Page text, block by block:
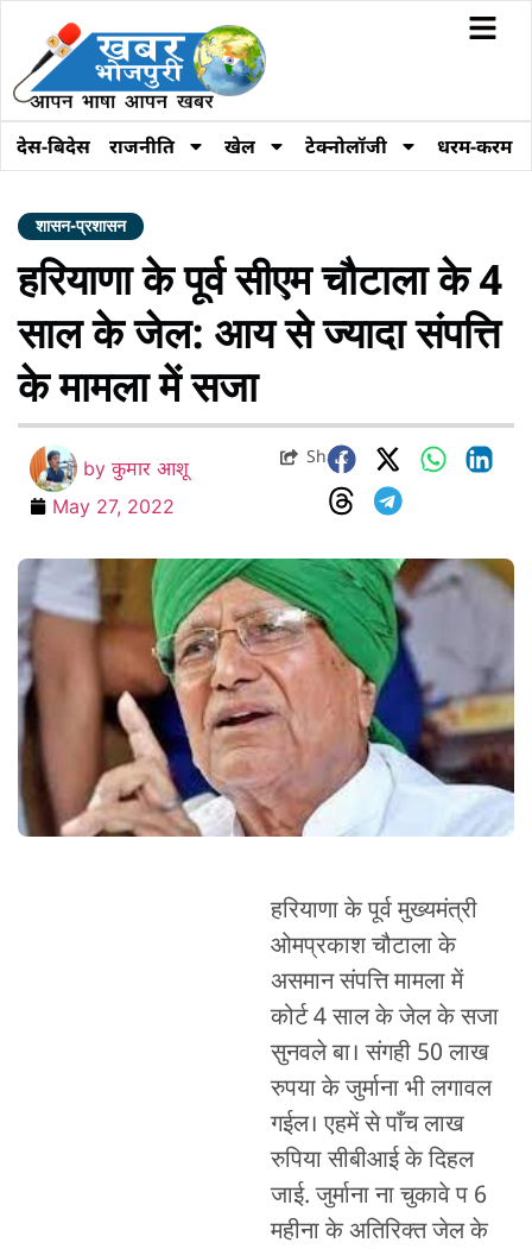
देस-बिदेस राजनीति खेल टेक्नोलॉजी धरम-करम
शासन-प्रशासन
हरियाणा के पूर्व सीएम चौटाला के 4
साल के जेल: आय से ज्यादा संपत्ति
के मामला में सजा
by कुमार आशू
May 27, 2022
Share
हरियाणा के पूर्व मुख्यमंत्री
ओमप्रकाश चौटाला के
असमान संपत्ति मामला में
कोर्ट 4 साल के जेल के सजा
सुनवले बा। संगही 50 लाख
रुपया के जुर्माना भी लगावल
गईल। एहमें से पाँच लाख
रुपिया सीबीआई के दिहल
जाई. जुर्माना ना चुकावे प 6
महीना के अतिरिक्त जेल के